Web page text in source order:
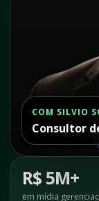
COM SILVIO
Consultor
R$ 5M+
em mídia